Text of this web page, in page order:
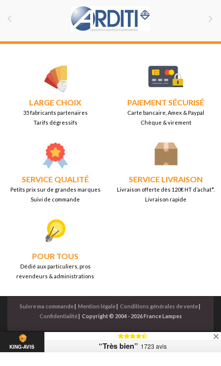
 
LARGE CHOIX
35 fabricants partenaires
Tarifs dégressifs
PAIEMENT SÉCURISÉ
Carte bancaire, Amex & Paypal
Chèque & virement
SERVICE QUALITÉ
Petits prix sur de grandes marques
Suivi de commande
SERVICE LIVRAISON
Livraison offerte dès 120€ HT d’achat*.
Livraison rapide
POUR TOUS
Dédié aux particuliers, pros
revendeurs & administrations
Suivre ma commande Mention légale Conditions générales de vente
Confidentialité| Copyright © 2004 - 2026 France Lampes
KING-AVIS “Très bien” 1723 avis